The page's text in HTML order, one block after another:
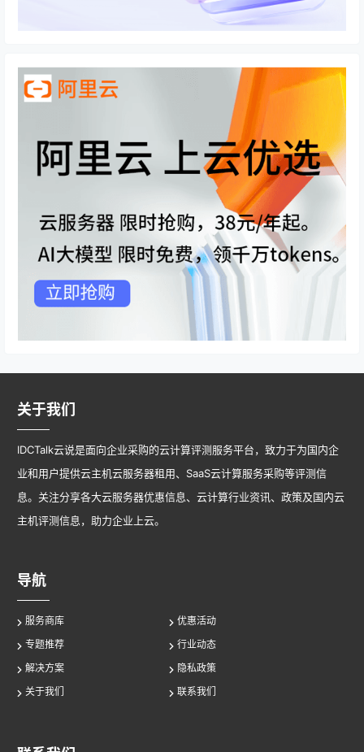
关于我们
IDCTalk云说是面向企业采购的云计算评测服务平台，致力于为国内企
业和用户提供云主机云服务器租用、SaaS云计算服务采购等评测信
息。关注分享各大云服务器优惠信息、云计算行业资讯、政策及国内云
主机评测信息，助力企业上云。
导航
服务商库
优惠活动
专题推荐
行业动态
解决方案
隐私政策
关于我们
联系我们